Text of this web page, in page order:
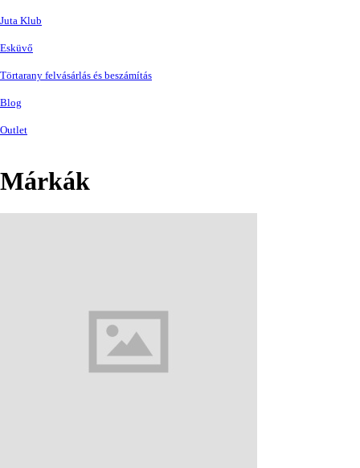
Juta Klub
Esküvő
Törtarany felvásárlás és beszámítás
Blog
Outlet
Márkák